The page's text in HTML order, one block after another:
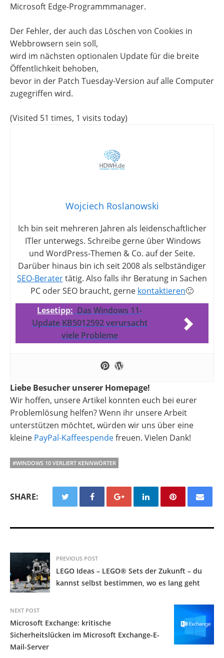
Microsoft Edge-Programmmanager.
Der Fehler, der auch das Löschen von Cookies in
Webbrowsern sein soll,
wird im nächsten optionalen Update für die breite
Öffentlichkeit behoben,
bevor in der Patch Tuesday-Version auf alle Computer
zugegriffen wird.
(Visited 51 times, 1 visits today)
Wojciech Roslanowski
Ich bin seit mehreren Jahren als leidenschaftlicher
ITler unterwegs. Schreibe gerne über Windows
und WordPress-Themen & Co. auf der Seite.
Darüber hinaus bin ich seit 2008 als selbständiger
SEO-Beratertätig. Also falls ihr Beratung in Sachen
PC oder SEO braucht, gerne kontaktieren🙂
Lesetipp: Das Windows 11-
Update KB5012592 verursacht
viele Probleme
Liebe Besucher unserer Homepage!
Wir hoffen, unsere Artikel konnten euch bei eurer
Problemlösung helfen? Wenn ihr unsere Arbeit
unterstützen möchtet, würden wir uns über eine
kleine PayPal-Kaffeespendefreuen. Vielen Dank!
#WINDOWS 10 VERLIERT KENNWÖRTER
SHARE:
PREVIOUS POST
LEGO Ideas – LEGO® Sets der Zukunft – du
kannst selbst bestimmen, wo es lang geht
NEXT POST
Microsoft Exchange: kritische
Sicherheitslücken im Microsoft Exchange-E-
Mail-Server